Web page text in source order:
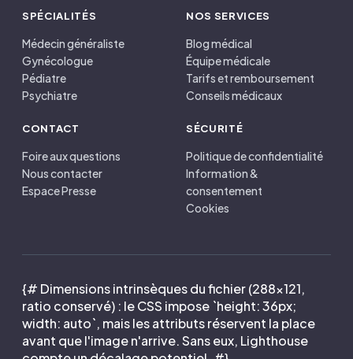
SPÉCIALITÉS
Médecin généraliste
Gynécologue
Pédiatre
Psychiatre
NOS SERVICES
Blog médical
Équipe médicale
Tarifs et remboursement
Conseils médicaux
CONTACT
Foire aux questions
Nous contacter
Espace Presse
SÉCURITÉ
Politique de confidentialité
Information &
consentement
Cookies
{# Dimensions intrinsèques du fichier (288×121,
ratio conservé) : le CSS impose `height: 36px;
width: auto`, mais les attributs réservent la place
avant que l'image n'arrive. Sans eux, Lighthouse